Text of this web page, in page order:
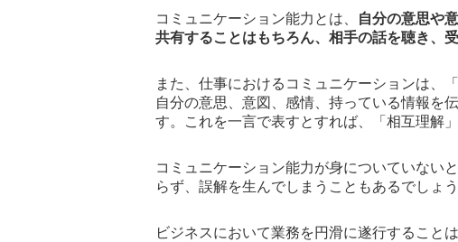
コミュニケーション能力とは、
自分の意思や
共有することはもちろん、相手の話を聴き、
また、仕事におけるコミュニケーションは、
自分の意思、意図、感情、持っている情報を
す。これを一言で表すとすれば、「相互理解
コミュニケーション能力が身についていない
らず、誤解を生んでしまうこともあるでしょう
ビジネスにおいて業務を円滑に遂行すること